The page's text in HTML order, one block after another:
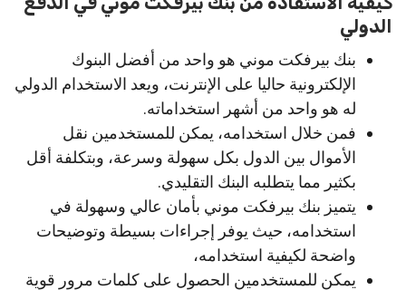
الدولي
بنك بيرفكت موني هو واحد من أفضل البنوك
الإلكترونية حاليا على الإنترنت، ويعد الاستخدام الدولي
له هو واحد من أشهر استخداماته.
فمن خلال استخدامه، يمكن للمستخدمين نقل
الأموال بين الدول بكل سهولة وسرعة، وبتكلفة أقل
بكثير مما يتطلبه البنك التقليدي.
يتميز بنك بيرفكت موني بأمان عالي وسهولة في
استخدامه، حيث يوفر إجراءات بسيطة وتوضيحات
واضحة لكيفية استخدامه،
يمكن للمستخدمين الحصول على كلمات مرور قوية